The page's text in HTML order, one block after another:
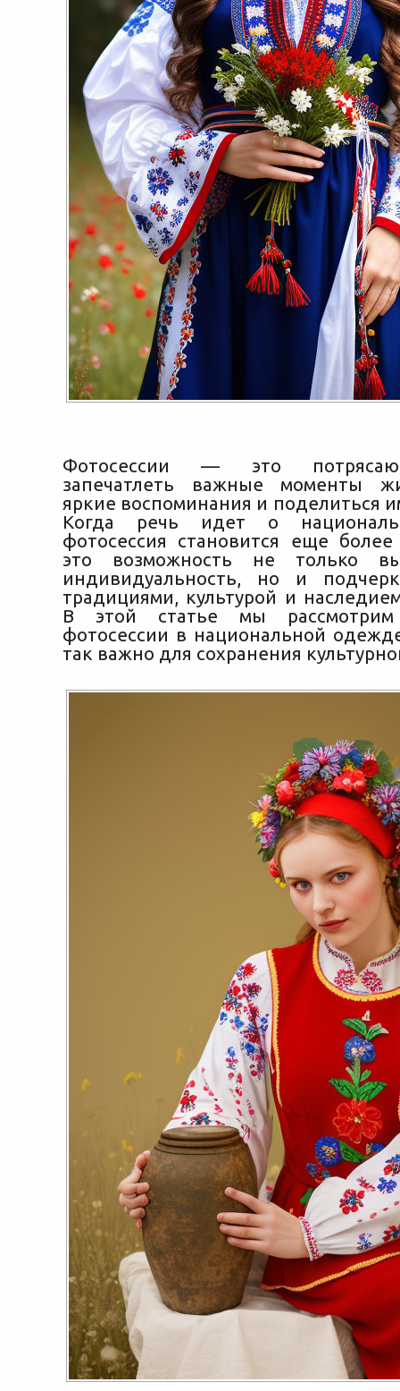
Фотосессии — это
запечатлеть важные моменты
яркие воспоминания и поделиться
Когда речь идет о
фотосессия становится еще
это возможность не только
индивидуальность, но и
традициями, культурой и
В этой статье мы рассмотрим
фотосессии в национальной
так важно для сохранения